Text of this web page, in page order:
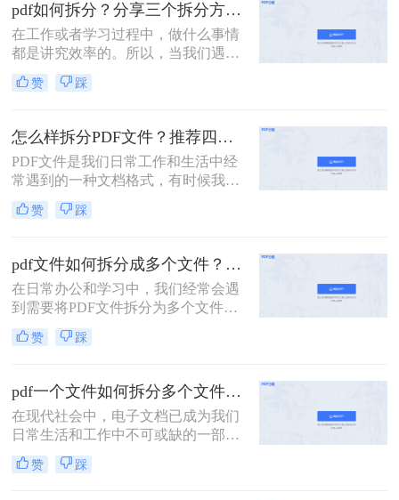
子书、一份合并的财务报表，或是一
次会议的所有记录。此时，如何从中
精准、快速地提取出我们需要的部
分，就成了一个亟待解决的问
题。“拆分PDF”这项技能，因此变得
pdf如何拆分？分享三个拆分方法！
在工作或者学习过程中，做什么事情
都是讲究效率的。所以，当我们遇到
内容又多篇幅又长的PDF文件时，根
本来不及花太多时间去仔细阅读，这
多个文件以便我们快速查阅。那么有
没有更加简便高效的方法可以让我们
实现这一操作呢？今天我就推荐三个
实用的方法来教你pdf如何拆分，让你
快速提高文件处理效率。
赞 踩
怎么样拆分PDF文件？推荐四个拆分PDF方法！
PDF文件是我们日常工作和生活中经
常遇到的一种文档格式，有时候我们
需要对PDF文件进行拆分，以便更好
地管理和处理。本文将为您详细介绍
理和使用。
赞 踩
pdf文件如何拆分成多个文件？这三种方法教你轻松拆分！
在日常办公和学习中，我们经常会遇
到需要将PDF文件拆分为多个文件的
需求。无论是为了方便分享、减小文
件大小，还是为了将不同章节或内容
有用的技能。那么PDF文件如何拆分
成多个文件呢？本文将介绍三种常用
的方法，帮助你轻松拆分PDF文件。
赞 踩
pdf一个文件如何拆分多个文件？教你4招高效又简单！
在现代社会中，电子文档已成为我们
日常生活和工作中不可或缺的一部
分。而PDF文件是最常见和流行的电
子文档格式之一。但有时我们可能会
赞 踩